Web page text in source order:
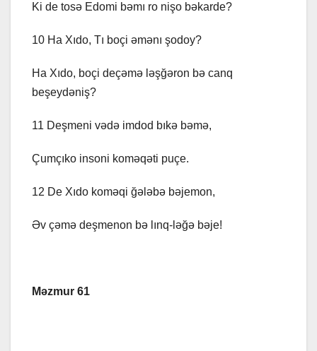
Ki de tosə Edomi bəmı ro nişo bəkarde?
10 Ha Xıdo, Tı boçi əmənı şodoy?
Ha Xıdo, boçi deçəmə ləşğəron bə canq
beşeydəniş?
11 Deşmeni vədə imdod bıkə bəmə,
Çumçıko insoni koməqəti puçe.
12 De Xıdo koməqi ğələbə bəjemon,
Əv çəmə deşmenon bə lınq-ləğə bəje!
Məzmur 61